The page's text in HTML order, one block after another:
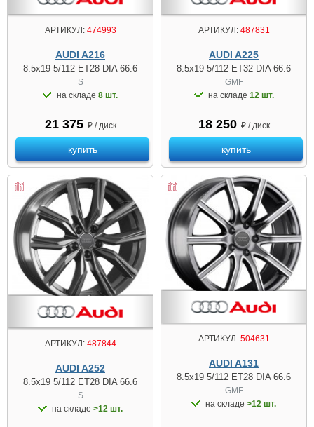
АРТИКУЛ:474993
AUDI A216
8.5x19 5/112 ET28 DIA 66.6
S
на складе 8 шт.
21 375 ₽ / диск
купить
АРТИКУЛ:487831
AUDI A225
8.5x19 5/112 ET32 DIA 66.6
GMF
на складе 12 шт.
18 250 ₽ / диск
купить
АРТИКУЛ:487844
AUDI A252
8.5x19 5/112 ET28 DIA 66.6
S
на складе >12 шт.
АРТИКУЛ:504631
AUDI A131
8.5x19 5/112 ET28 DIA 66.6
GMF
на складе >12 шт.